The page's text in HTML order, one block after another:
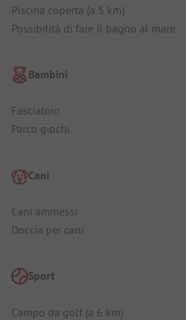
Piscina coperta (a 5 km)
Possibilità di fare il bagno al mare
Bambini
Fasciatoio
Parco giochi
Cani
Cani ammessi
Doccia per cani
Sport
Campo da golf (a 6 km)